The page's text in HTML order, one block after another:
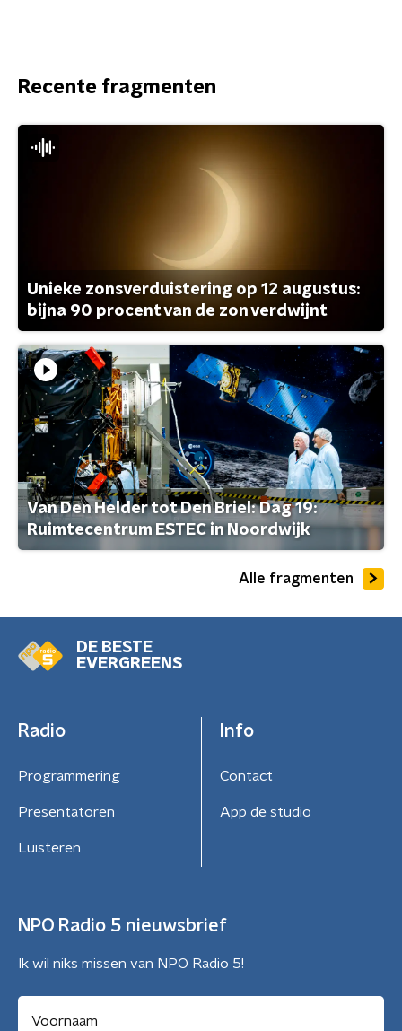
Recente fragmenten
Unieke zonsverduistering op 12 augustus:
bijna 90 procent van de zon verdwijnt
Van Den Helder tot Den Briel: Dag 19:
Ruimtecentrum ESTEC in Noordwijk
Alle fragmenten
DE BESTE
EVERGREENS
Radio
Programmering
Presentatoren
Luisteren
Info
Contact
App de studio
NPO Radio 5 nieuwsbrief
Ik wil niks missen van NPO Radio 5!